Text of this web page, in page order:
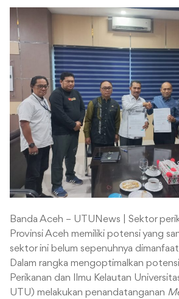
Banda Aceh – UTUNews | Sektor
Provinsi Aceh memiliki potensi yang
sektor ini belum sepenuhnya
Dalam rangka mengoptimalkan
Perikanan dan Ilmu Kelautan
UTU) melakukan penandatanganan